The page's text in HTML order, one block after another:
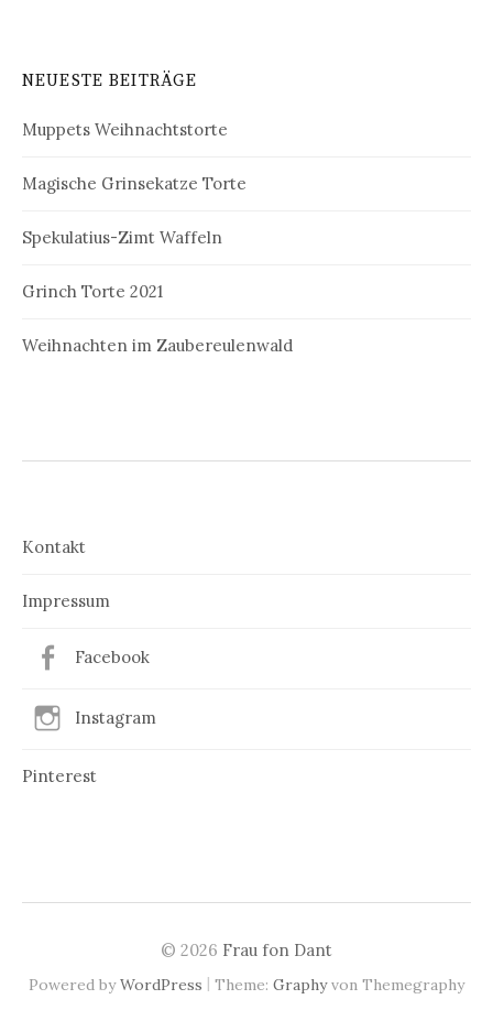
NEUESTE BEITRÄGE
Muppets Weihnachtstorte
Magische Grinsekatze Torte
Spekulatius-Zimt Waffeln
Grinch Torte 2021
Weihnachten im Zaubereulenwald
Kontakt
Impressum
Facebook
Instagram
Pinterest
© 2026 Frau fon Dant
Powered byWordPress | Theme: Graphyvon Themegraphy